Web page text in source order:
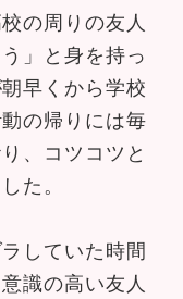
の周りの友人
」と身を持っ
早くから学校
の帰りには毎
、コツコツと
た。
していた時間
識の高い友人